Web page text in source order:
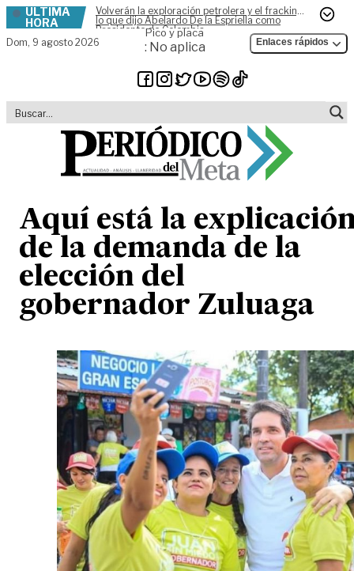
Skip to content
ÚLTIMA
HORA
Volverán la exploración petrolera y el fracking,
lo que dijo Abelardo De la Espriella como
Presidente de Colombia
Dom, 9 agosto 2026
Pico y placa
: No aplica Enlaces rápidos
Aquí está la
de la demanda de la
elección del
gobernador Zuluaga